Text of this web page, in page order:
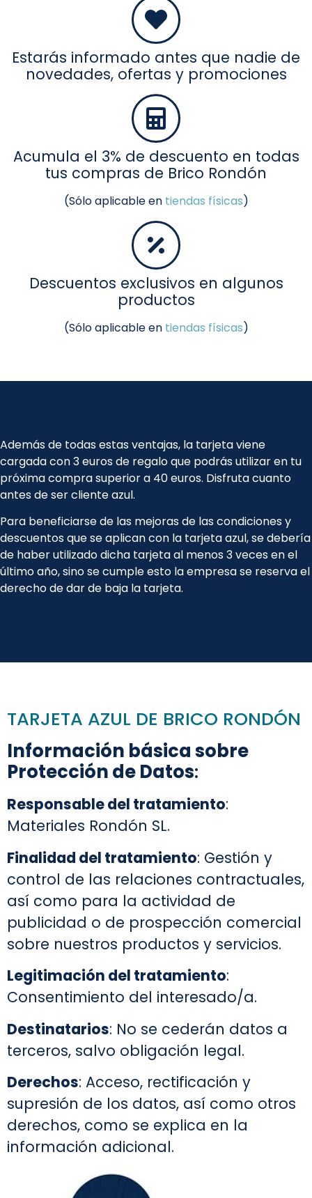
Estarás informado antes que nadie de
novedades, ofertas y promociones
Acumula el 3% de descuento en todas
tus compras de Brico Rondón
(Sólo aplicable en tiendas físicas)
Descuentos exclusivos en algunos
productos
(Sólo aplicable en tiendas físicas)
Además de todas estas ventajas, la tarjeta viene
cargada con 3 euros de regalo que podrás utilizar en tu
próxima compra superior a 40 euros. Disfruta cuanto
antes de ser cliente azul.
Para beneficiarse de las mejoras de las condiciones y
descuentos que se aplican con la tarjeta azul, se debería
de haber utilizado dicha tarjeta al menos 3 veces en el
último año, sino se cumple esto la empresa se reserva el
derecho de dar de baja la tarjeta.
TARJETA AZUL DE BRICO RONDÓN
Información básica sobre
Protección de Datos:
Responsable del tratamiento:
Materiales Rondón SL.
Finalidad del tratamiento: Gestión y
control de las relaciones contractuales,
así como para la actividad de
publicidad o de prospección comercial
sobre nuestros productos y servicios.
Legitimación del tratamiento:
Consentimiento del interesado/a.
Destinatarios: No se cederán datos a
terceros, salvo obligación legal.
Derechos: Acceso, rectificación y
supresión de los datos, así como otros
derechos, como se explica en la
información adicional.